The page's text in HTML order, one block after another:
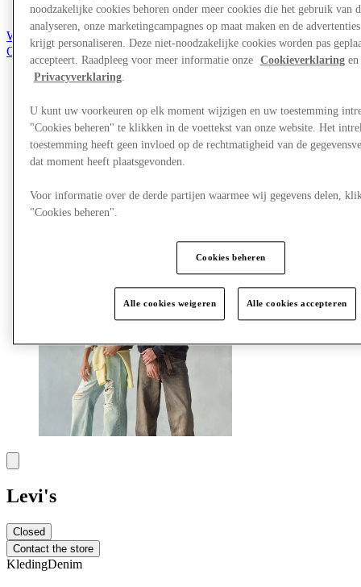
Word lid van de Club
Opgeslagen items
nl
Winkels
Plan je bezoek
Wat is er op tv
Eet & Drink
Cadeaubonnen
Levi's
Closed
Contact the store
KledingDenim
noodzakelijke cookies behoren onder meer cookies die het gebruik van
analyseren, onze marketingcampagnes op maat maken en de
krijgt personaliseren. Deze niet-noodzakelijke cookies worden pas
accepteert. Raadpleeg voor meer informatie onze Cookieverklaringen
Privacyverklaring.
U kunt uw voorkeuren op elk moment wijzigen en uw toestemming
"Cookies beheren" te klikken in de voettekst van onze website. Het
toestemming heeft geen invloed op de rechtmatigheid van de
dat moment heeft plaatsgevonden.
Voor informatie over de derde partijen waarmee wij gegevens delen,
"Cookies beheren".
Cookies beheren
Alle cookies weigeren Alle cookies accepteren